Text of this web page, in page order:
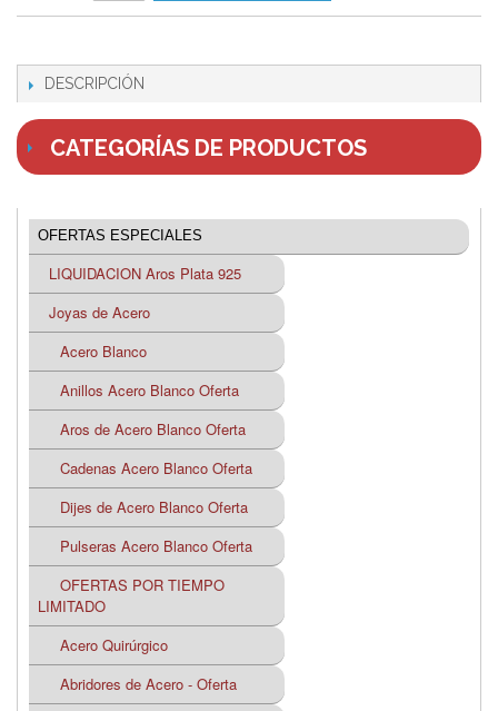
DESCRIPCIÓN
CATEGORÍAS DE PRODUCTOS
OFERTAS ESPECIALES
LIQUIDACION Aros Plata 925
Joyas de Acero
Acero Blanco
Anillos Acero Blanco Oferta
Aros de Acero Blanco Oferta
Cadenas Acero Blanco Oferta
Dijes de Acero Blanco Oferta
Pulseras Acero Blanco Oferta
OFERTAS POR TIEMPO
LIMITADO
Acero Quirúrgico
Abridores de Acero - Oferta